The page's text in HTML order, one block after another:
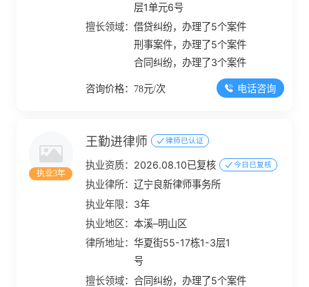
层1单元6号
擅长领域：借贷纠纷，办理了5个案件
刑事案件，办理了5个案件
合同纠纷，办理了3个案件
咨询价格：78元/次 电话咨询
执业3年
王勤进律师 律师已认证
执业资质： 2026.08.10已复核 今日已复核
执业律所：辽宁良新律师事务所
执业年限： 3年
执业地区：本溪–明山区
律所地址：华夏街55-17栋1-3层1
号
擅长领域：合同纠纷，办理了5个案件